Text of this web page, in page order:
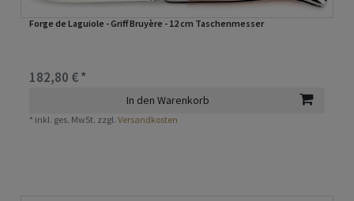
Forge de Laguiole - Griff Bruyère - 12 cm Taschenmesser
182,80 € *
In den Warenkorb
* inkl. ges. MwSt. zzgl.Versandkosten